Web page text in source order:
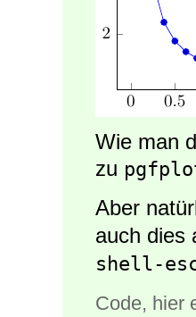
Wie man
zu
Aber
auch dies
shell-
Code, hier